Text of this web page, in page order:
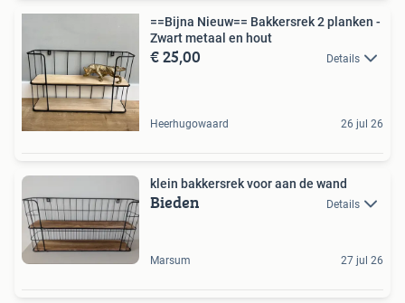
==Bijna Nieuw== Bakkersrek 2 planken -
Zwart metaal en hout
€ 25,00 Details
Heerhugowaard 26 jul 26
klein bakkersrek voor aan de wand
Bieden Details
Marsum 27 jul 26